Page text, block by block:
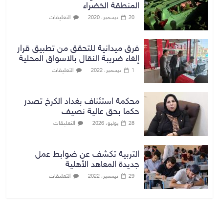
المنطقة الخضراء
20 ديسمبر، 2020 التعليقات
فرق ميدانية للتحقق من تطبيق قرار
إلغاء ضريبة النقال بالاسواق المحلية
1 ديسمبر، 2022 التعليقات
محكمة استئناف بغداد الكرخ تصدر
حكما بحق عالية نصيف
28 يوليو، 2026 التعليقات
التربية تكشف عن ضوابط عمل
جديدة المعاهد الأهلية
29 ديسمبر، 2022 التعليقات